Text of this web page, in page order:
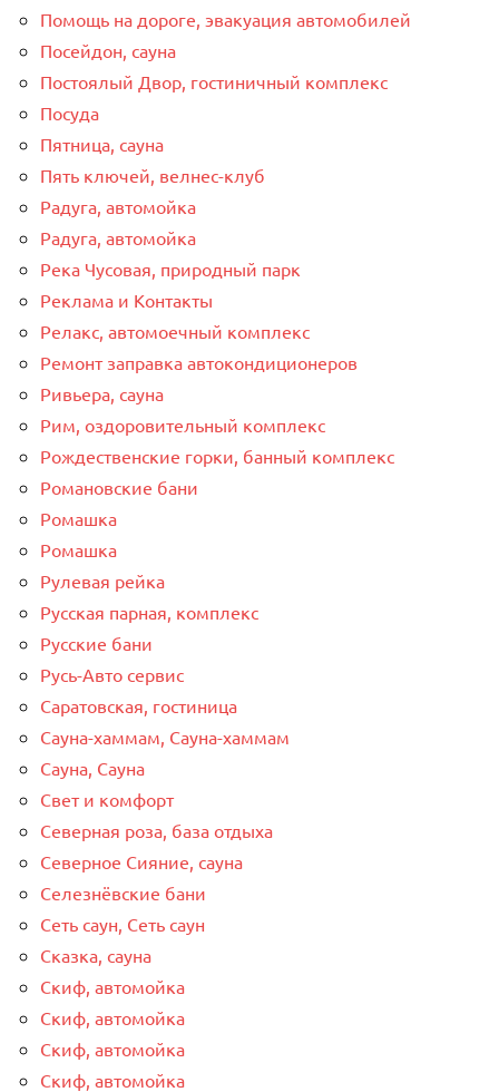
Помощь на дороге, эвакуация автомобилей
Посейдон, сауна
Постоялый Двор, гостиничный комплекс
Посуда
Пятница, сауна
Пять ключей, велнес-клуб
Радуга, автомойка
Радуга, автомойка
Река Чусовая, природный парк
Реклама и Контакты
Релакс, автомоечный комплекс
Ремонт заправка автокондиционеров
Ривьера, сауна
Рим, оздоровительный комплекс
Рождественские горки, банный комплекс
Романовские бани
Ромашка
Ромашка
Рулевая рейка
Русская парная, комплекс
Русские бани
Русь-Авто сервис
Саратовская, гостиница
Сауна-хаммам, Сауна-хаммам
Сауна, Сауна
Свет и комфорт
Северная роза, база отдыха
Северное Сияние, сауна
Селезнёвские бани
Сеть саун, Сеть саун
Сказка, сауна
Скиф, автомойка
Скиф, автомойка
Скиф, автомойка
Скиф, автомойка